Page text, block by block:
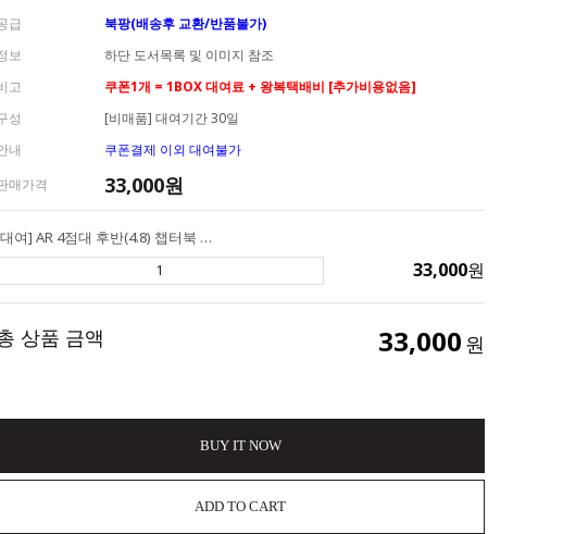
급
북팡(배송후 교환/반품불가)
보
하단 도서목록 및 이미지 참조
고
쿠폰1개 = 1BOX 대여료 + 왕복택배비 [추가비용없음]
성
[비매품] 대여기간 30일
내
쿠폰결제 이외 대여불가
매가격
33,000원
[대여] AR 4점대 후반(4.8) 챕터북 9권 (0054-C31-A04) #챕터북 #MG레벨 #초등고학년이상 #중고등 #남녀공용 #공포 #미스테리 #호러 #두꺼운챕터북
33,000원
상품 금액 33,000 원
BUY IT NOW
ADD TO CART